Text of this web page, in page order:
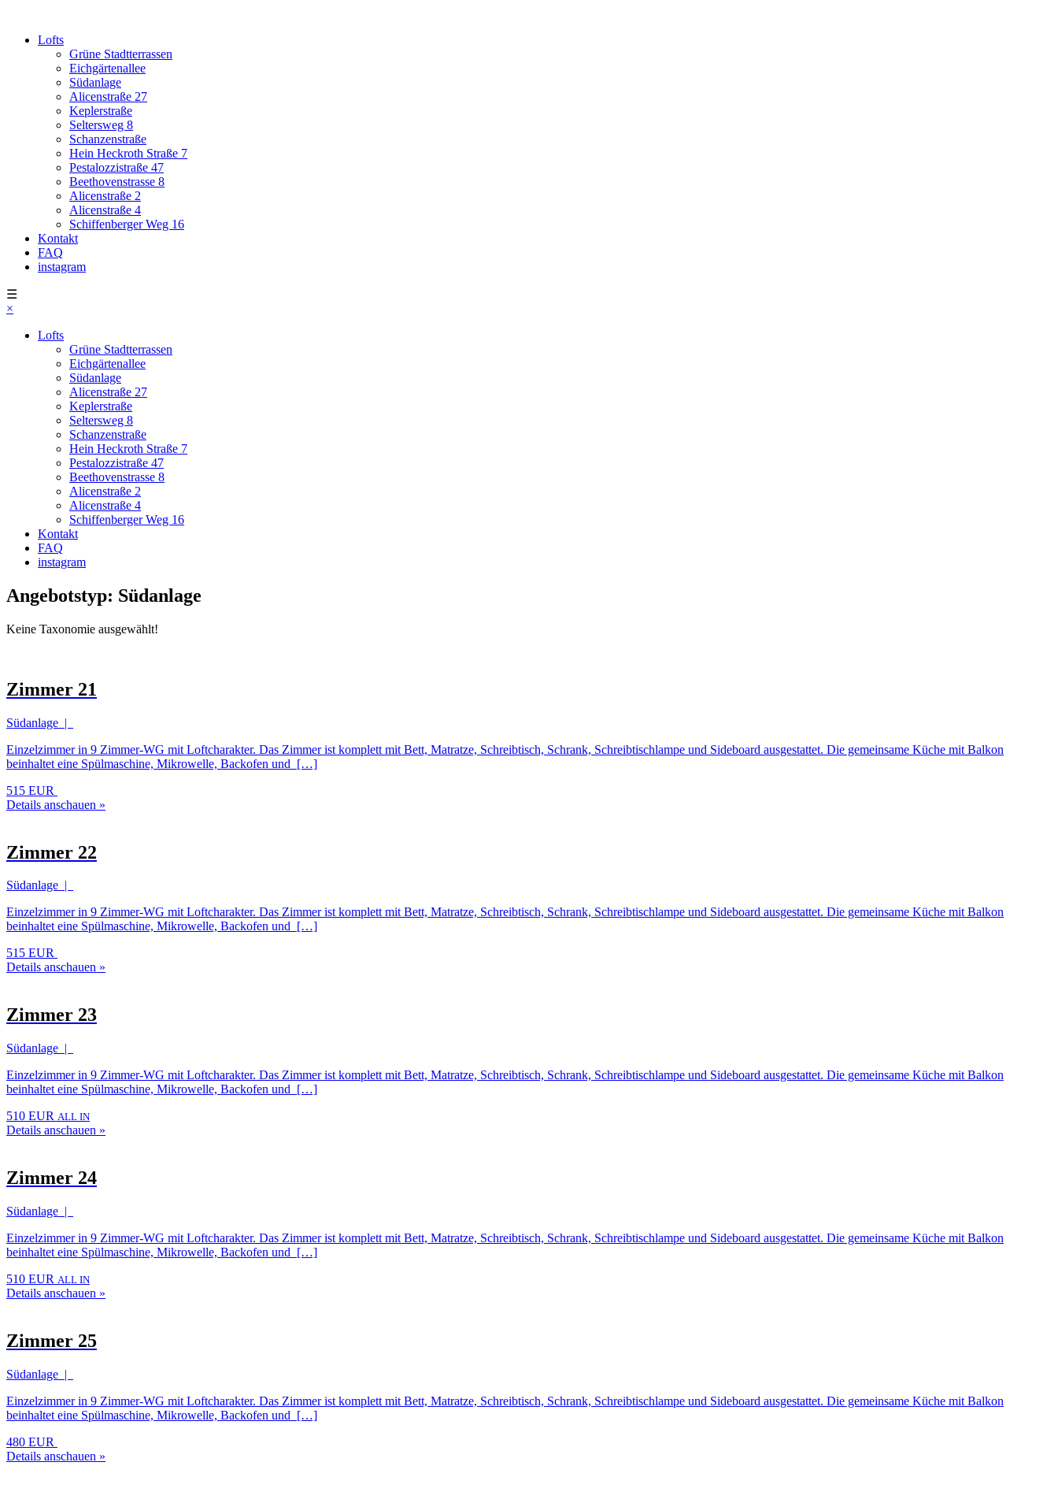
Lofts
Grüne Stadtterrassen
Eichgärtenallee
Südanlage
Alicenstraße 27
Keplerstraße
Seltersweg 8
Schanzenstraße
Hein Heckroth Straße 7
Pestalozzistraße 47
Beethovenstrasse 8
Alicenstraße 2
Alicenstraße 4
Schiffenberger Weg 16
Kontakt
FAQ
instagram
☰
×
Lofts
Grüne Stadtterrassen
Eichgärtenallee
Südanlage
Alicenstraße 27
Keplerstraße
Seltersweg 8
Schanzenstraße
Hein Heckroth Straße 7
Pestalozzistraße 47
Beethovenstrasse 8
Alicenstraße 2
Alicenstraße 4
Schiffenberger Weg 16
Kontakt
FAQ
instagram
Angebotstyp: Südanlage
Keine Taxonomie ausgewählt!
Zimmer 21
Südanlage |
Einzelzimmer in 9 Zimmer-WG mit Loftcharakter. Das Zimmer ist komplett mit Bett, Matratze, Schreibtisch, Schrank, Schreibtischlampe und Sideboard ausgestattet. Die gemeinsame Küche mit Balkon
beinhaltet eine Spülmaschine, Mikrowelle, Backofen und […]
515 EUR
Details anschauen »
Zimmer 22
Südanlage |
Einzelzimmer in 9 Zimmer-WG mit Loftcharakter. Das Zimmer ist komplett mit Bett, Matratze, Schreibtisch, Schrank, Schreibtischlampe und Sideboard ausgestattet. Die gemeinsame Küche mit Balkon
beinhaltet eine Spülmaschine, Mikrowelle, Backofen und […]
515 EUR
Details anschauen »
Zimmer 23
Südanlage |
Einzelzimmer in 9 Zimmer-WG mit Loftcharakter. Das Zimmer ist komplett mit Bett, Matratze, Schreibtisch, Schrank, Schreibtischlampe und Sideboard ausgestattet. Die gemeinsame Küche mit Balkon
beinhaltet eine Spülmaschine, Mikrowelle, Backofen und […]
510 EUR ALL IN
Details anschauen »
Zimmer 24
Südanlage |
Einzelzimmer in 9 Zimmer-WG mit Loftcharakter. Das Zimmer ist komplett mit Bett, Matratze, Schreibtisch, Schrank, Schreibtischlampe und Sideboard ausgestattet. Die gemeinsame Küche mit Balkon
beinhaltet eine Spülmaschine, Mikrowelle, Backofen und […]
510 EUR ALL IN
Details anschauen »
Zimmer 25
Südanlage |
Einzelzimmer in 9 Zimmer-WG mit Loftcharakter. Das Zimmer ist komplett mit Bett, Matratze, Schreibtisch, Schrank, Schreibtischlampe und Sideboard ausgestattet. Die gemeinsame Küche mit Balkon
beinhaltet eine Spülmaschine, Mikrowelle, Backofen und […]
480 EUR
Details anschauen »